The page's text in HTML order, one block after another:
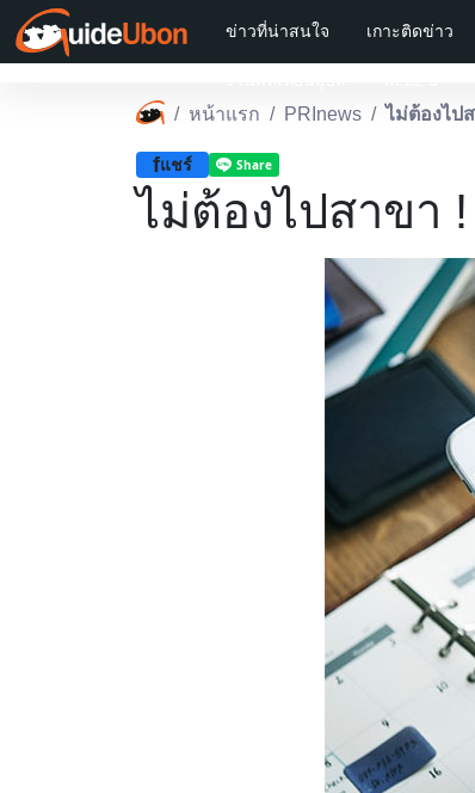
ข่าวที่น่าสนใจ เกาะติดข่าว
หน้าแรก PRInews ไม่ต้องไป
fแชร์
ไม่ต้องไปสาขา